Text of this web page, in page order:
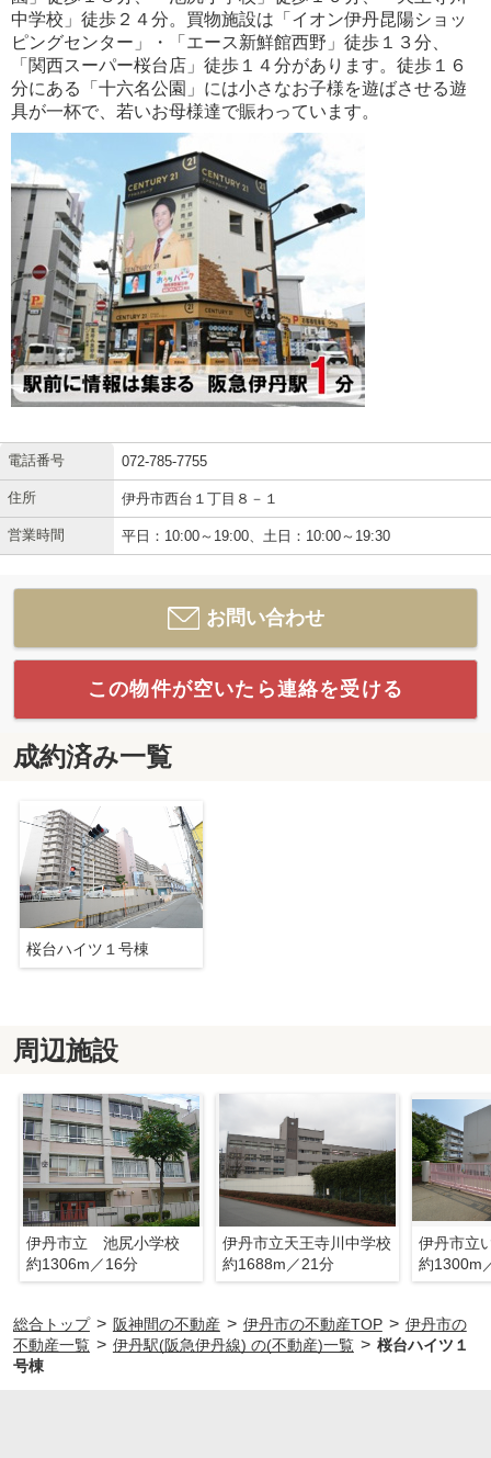
中学校」徒歩２４分。買物施設は「イオン伊丹昆陽ショッ
ピングセンター」・「エース新鮮館西野」徒歩１３分、
「関西スーパー桜台店」徒歩１４分があります。徒歩１６
分にある「十六名公園」には小さなお子様を遊ばさせる遊
具が一杯で、若いお母様達で賑わっています。
電話番号 072-785-7755
住所 伊丹市西台１丁目８－１
営業時間 平日：10:00～19:00、土日：10:00～19:30
お問い合わせ
この物件が空いたら連絡を受ける
成約済み一覧
桜台ハイツ１号棟
周辺施設
伊丹市立 池尻小学校
約1306m／16分
伊丹市立天王寺川中学校
約1688m／21分
伊丹市立
約1300m
総合トップ > 阪神間の不動産 > 伊丹市の不動産TOP > 伊丹市の
不動産一覧 > 伊丹駅(阪急伊丹線) の(不動産)一覧 > 桜台ハイツ１
号棟